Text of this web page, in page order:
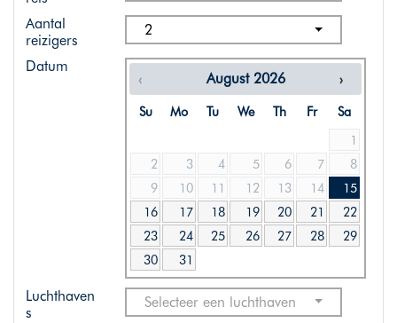
Aantal
reizigers
2
Datum
August 2026
Su Mo Tu We Th Fr
Sa
1
2
3 4 5 6 7
8
9
10 11 12 13 14
15
16
17 18 19 20 21
22
23
24 25 26 27 28
29
30
31
Luchthaven
s
Selecteer een luchthaven